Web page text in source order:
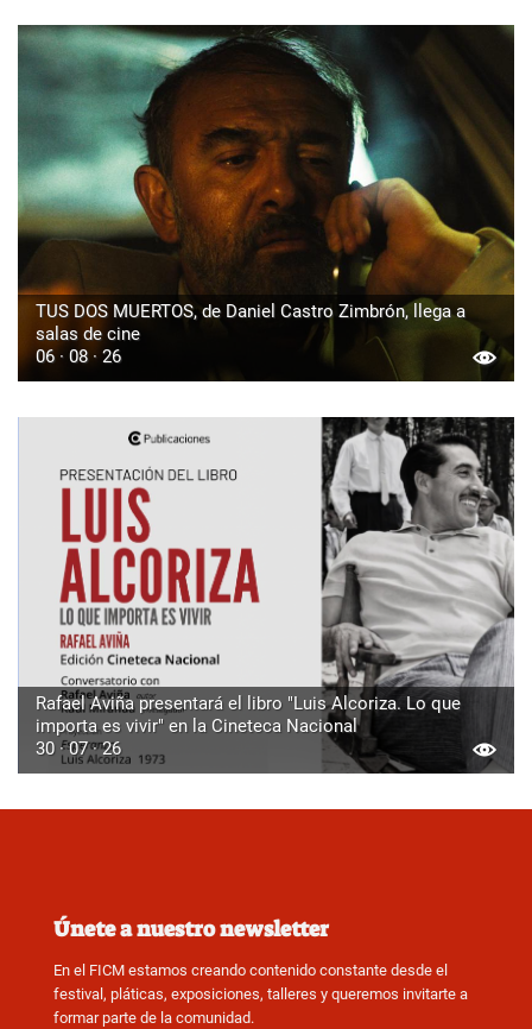
TUS DOS MUERTOS, de Daniel Castro Zimbrón, llega a
salas de cine
06 · 08 · 26
Rafael Aviña presentará el libro "Luis Alcoriza. Lo que
importa es vivir" en la Cineteca Nacional
30 · 07 · 26
Únete a nuestro newsletter
En el FICM estamos creando contenido constante desde el
festival, pláticas, exposiciones, talleres y queremos invitarte a
formar parte de la comunidad.